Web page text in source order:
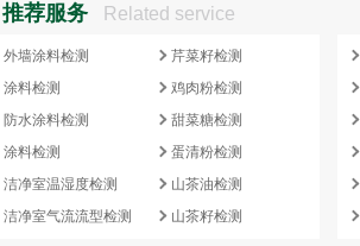
推荐服务 Related service
外墙涂料检测
涂料检测
防水涂料检测
涂料检测
洁净室温湿度检测
洁净室气流流型检测
芹菜籽检测
鸡肉粉检测
甜菜糖检测
蛋清粉检测
山茶油检测
山茶籽检测